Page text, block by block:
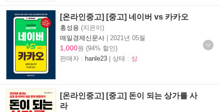
[온라인중고] [중고] 네이버 vs 카카오
홍성용 (지은이)
매일경제신문사 | 2021년 05월
1,000원 (94% 할인)
판매자 : hanle23 | 상태 : 상
[온라인중고] [중고] 돈이 되는 상가를 사
라